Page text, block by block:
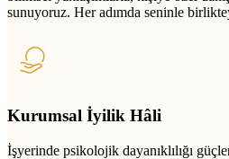
sunuyoruz. Her adımda seninle
Kurumsal İyilik Hâli
İşyerinde psikolojik dayanıklılığı